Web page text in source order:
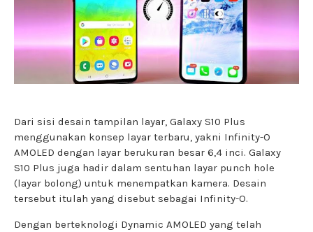
Dari sisi desain tampilan layar, Galaxy S10 Plus
menggunakan konsep layar terbaru, yakni Infinity-O
AMOLED dengan layar berukuran besar 6,4 inci. Galaxy
S10 Plus juga hadir dalam sentuhan layar punch hole
(layar bolong) untuk menempatkan kamera. Desain
tersebut itulah yang disebut sebagai Infinity-O.
Dengan berteknologi Dynamic AMOLED yang telah